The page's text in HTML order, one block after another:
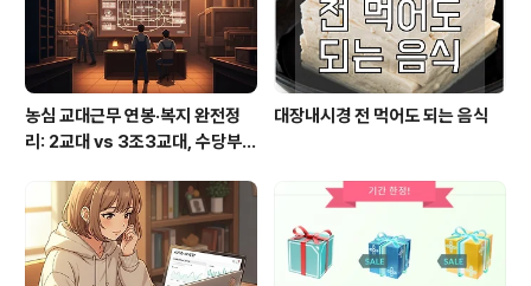
배당의 ‘수준’과 ‘질’배당수익..
농심 교대근무 연봉·복지 완전정
리: 2교대 vs 3조3교대, 수당부터
대장내시경 전 먹어도 되는 음식